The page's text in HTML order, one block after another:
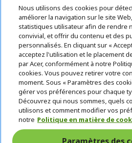
Livraison
Gratuite
avant et
vente
© 2026 Acer Inc.
CPYou BV est le revendeur et marchand
services proposés au sein de ce
Suisse
Nous utilisons des cookies pour
améliorer la navigation sur le site
statistiques utilisateur afin de rendre
convivial, et offrir du contenu et des
personnalisés. En cliquant sur «
acceptez l'utilisation et le placement
par Acer, conformément à notre
cookies. Vous pouvez retirer votre
moment. Sous « Paramètres des
gérer vos préférences pour chaque
Découvrez qui nous sommes, quels
utilisons et comment modifier vos
notre Politique en matière de